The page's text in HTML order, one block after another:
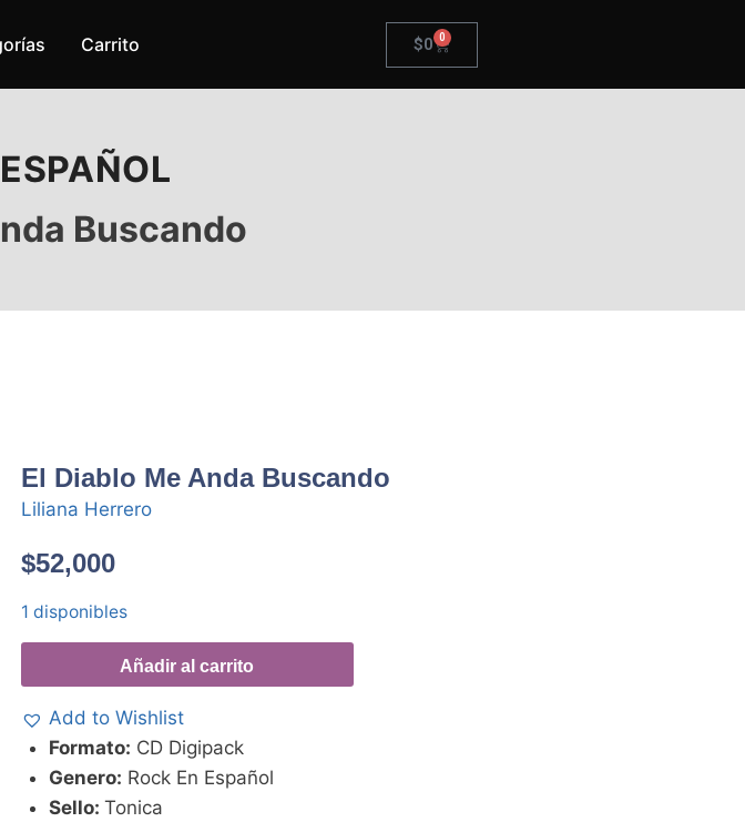
Carrito $0 0
Buscando
El Diablo Me Anda Buscando
Liliana Herrero
$52,000
1 disponibles
Añadir al carrito
Add to Wishlist
Formato: CD Digipack
Genero: Rock En Español
Sello:Tonica